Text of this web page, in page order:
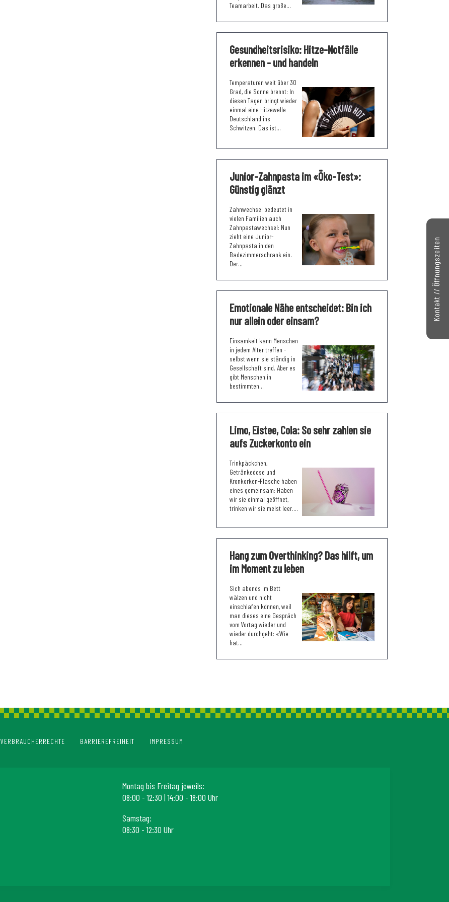
Teamarbeit. Das große...
Gesundheitsrisiko: Hitze-Notfälle
erkennen - und handeln
Temperaturen weit über 30
Grad, die Sonne brennt: In
diesen Tagen bringt wieder
einmal eine Hitzewelle
Deutschland ins
Schwitzen. Das ist...
Junior-Zahnpasta im «Öko-Test»:
Günstig glänzt
Zahnwechsel bedeutet in
vielen Familien auch
Zahnpastawechsel: Nun
zieht eine Junior-
Zahnpasta in den
Badezimmerschrank ein.
Der...
Emotionale Nähe entscheidet: Bin ich
nur allein oder einsam?
Einsamkeit kann Menschen
in jedem Alter treffen -
selbst wenn sie ständig in
Gesellschaft sind. Aber es
gibt Menschen in
bestimmten...
Limo, Eistee, Cola: So sehr zahlen sie
aufs Zuckerkonto ein
Trinkpäckchen,
Getränkedose und
Kronkorken-Flasche haben
eines gemeinsam: Haben
wir sie einmal geöffnet,
trinken wir sie meist leer....
Hang zum Overthinking? Das hilft, um
im Moment zu leben
Sich abends im Bett
wälzen und nicht
einschlafen können, weil
man dieses eine Gespräch
vom Vortag wieder und
wieder durchgeht: «Wie
hat...
VERBRAUCHERRECHTE BARRIEREFREIHEIT IMPRESSUM
Montag bis Freitag jeweils:
08:00 - 12:30 | 14:00 - 18:00 Uhr
Samstag:
08:30 - 12:30 Uhr
Kontakt // Öffnungszeiten